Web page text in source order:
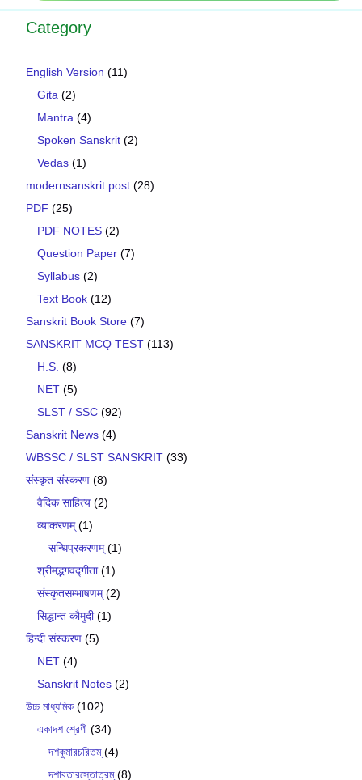
Category
English Version (11)
Gita (2)
Mantra (4)
Spoken Sanskrit (2)
Vedas (1)
modernsanskrit post (28)
PDF (25)
PDF NOTES (2)
Question Paper (7)
Syllabus (2)
Text Book (12)
Sanskrit Book Store (7)
SANSKRIT MCQ TEST (113)
H.S. (8)
NET (5)
SLST / SSC (92)
Sanskrit News (4)
WBSSC / SLST SANSKRIT (33)
संस्कृत संस्करण (8)
वैदिक साहित्य (2)
व्याकरणम्(1)
सन्धिप्रकरणम्(1)
श्रीमद्भगवद्गीता(1)
संस्कृतसम्भाषणम्(2)
सिद्धान्त कौमुदी(1)
हिन्दी संस्करण (5)
NET (4)
Sanskrit Notes (2)
উচ্চ মাধ্যমিক (102)
একাদশ শ্রেণী (34)
দশকুমারচরিতম্(4)
দশাবতারস্তোত্রম্(8)